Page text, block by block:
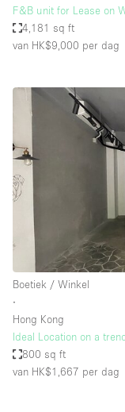
F&B unit for Lease on
4,181 sq ft
van HK$9,000 per dag
Boetiek / Winkel
∙
Hong Kong
Ideal Location on a
800 sq ft
van HK$1,667 per dag